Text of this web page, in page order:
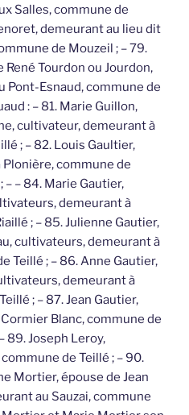
Salles, commune de
demeurant au lieu dit
de Mouzeil ; – 79.
Tourdon ou Jourdon,
Pont-Esnaud, commune de
: – 81. Marie Guillon,
cultivateur, demeurant à
; – 82. Louis Gaultier,
commune de
– – 84. Marie Gautier,
demeurant à
; – 85. Julienne Gautier,
cultivateurs, demeurant à
Teillé ; – 86. Anne Gautier,
demeurant à
; – 87. Jean Gautier,
Blanc, commune de
89. Joseph Leroy,
de Teillé ; – 90.
Mortier, épouse de Jean
au Sauzai, commune